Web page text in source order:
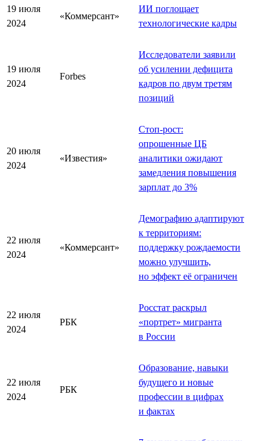
19 июля
2024
«Коммерсант»
ИИ поглощает
технологические кадры
19 июля
2024
Forbes
Исследователи заявили
об усилении дефицита
кадров по двум третям
позиций
20 июля
2024
«Известия»
Стоп-рост:
опрошенные ЦБ
аналитики ожидают
замедления повышения
зарплат до 3%
22 июля
2024
«Коммерсант»
Демографию адаптируют
к территориям:
поддержку рождаемости
можно улучшить,
но эффект её ограничен
22 июля
2024
РБК
Росстат раскрыл
«портрет» мигранта
в России
22 июля
2024
РБК
Образование, навыки
будущего и новые
профессии в цифрах
и фактах